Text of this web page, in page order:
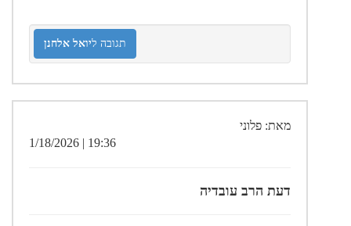
תגובה ליואל אלחנן
מאת: פלוני
19:36 | 1/18/2026
דעת הרב עובדיה